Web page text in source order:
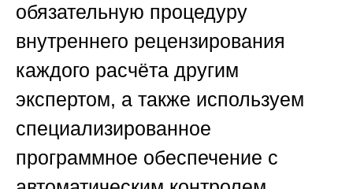
обязательную процедуру
внутреннего рецензирования
каждого расчёта другим
экспертом, а также используем
специализированное
программное обеспечение с